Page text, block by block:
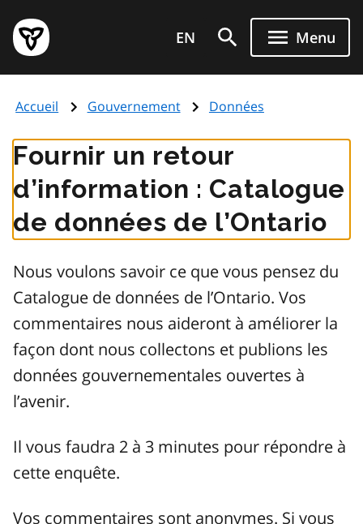
au
contenu
principal
Page
d'accueil
de
EN Menu
Accueil Gouvernement Données
Fournir un retour
d’information : Catalogue
de données de l’Ontario
Nous voulons savoir ce que vous pensez du
Catalogue de données de l’Ontario. Vos
commentaires nous aideront à améliorer la
façon dont nous collectons et publions les
données gouvernementales ouvertes à
l’avenir.
Il vous faudra 2 à 3 minutes pour répondre à
cette enquête.
Vos commentaires sont anonymes. Si vous